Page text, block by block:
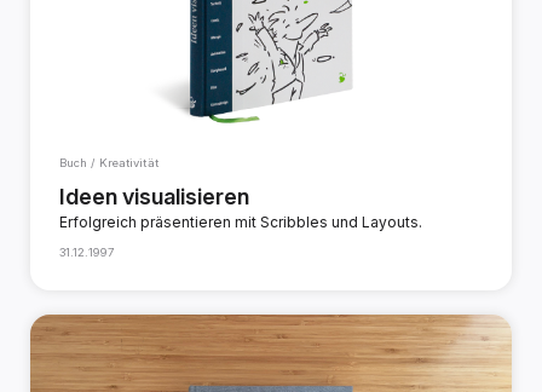
Buch / Kreativität
Ideen visualisieren
Erfolgreich präsentieren mit Scribbles und Layouts.
31.12.1997